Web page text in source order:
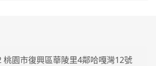
桃園市復興區華陵里4鄰哈嘎灣12號